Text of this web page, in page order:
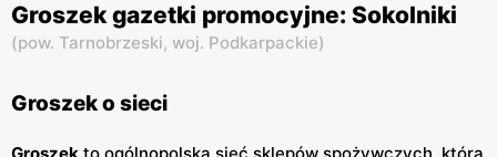
Groszek gazetki promocyjne: Sokolniki
(pow. Tarnobrzeski, woj. Podkarpackie)
Groszek o sieci